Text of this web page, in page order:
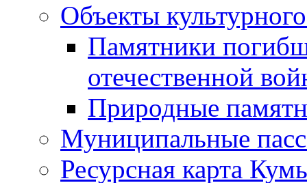
Объекты
Памятники
отечественной
Природные
Муниципальные
Ресурсная карта